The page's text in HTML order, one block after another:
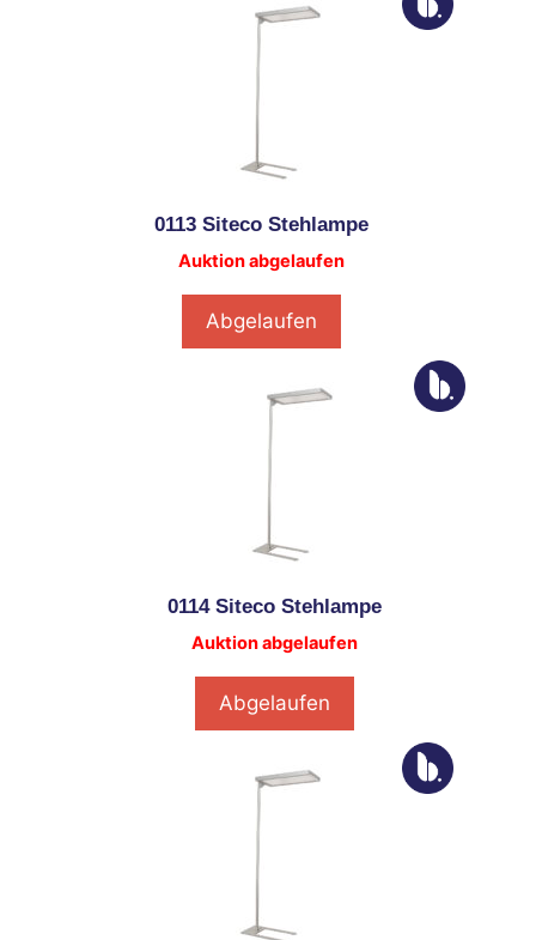
0113 Siteco Stehlampe
Auktion abgelaufen
Abgelaufen
0114 Siteco Stehlampe
Auktion abgelaufen
Abgelaufen